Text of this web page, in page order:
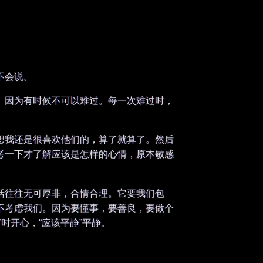
说。
为有时候不可以难过。每一次难过时，
还是很喜欢他们的，算了就算了。然后
下才了解应该是怎样的心情，原本敏感
往无可厚非，合情合理。它要我们包
虑我们。因为要懂事，要善良，要做个
心，“应该平静”平静。